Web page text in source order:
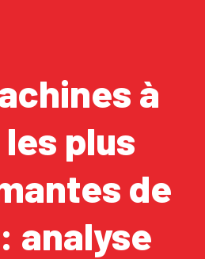
à
plus
de
analyse